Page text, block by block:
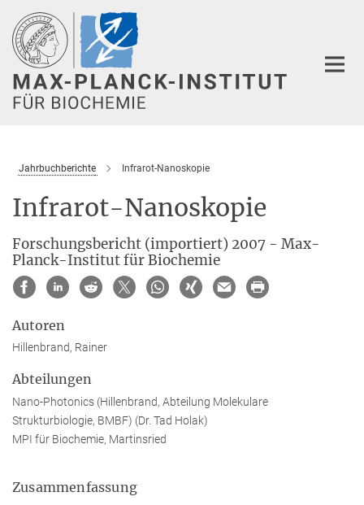
Hauptinhalt
Jahrbuchberichte Infrarot-Nanoskopie
Infrarot-Nanoskopie
Forschungsbericht (importiert) 2007 - Max-
Planck-Institut für Biochemie
Autoren
Hillenbrand, Rainer
Abteilungen
Nano-Photonics (Hillenbrand, Abteilung Molekulare
Strukturbiologie, BMBF) (Dr. Tad Holak)
MPI für Biochemie, Martinsried
Zusammenfassung